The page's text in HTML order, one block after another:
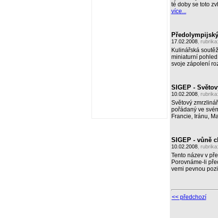
té doby se toto
více...
17.02.2008,
Kulinářská
miniaturní
svoje zápolení
SIGEP -
10.02.2008,
Světový
pořádaný ve
Francie, Iránu,
SIGEP - vůně
10.02.2008,
Tento název v
Porovnáme-li
vemi pevnou
<< předchozí